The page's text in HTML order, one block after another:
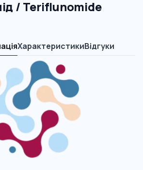
/ Teriflunomide
ХарактеристикиВідгуки